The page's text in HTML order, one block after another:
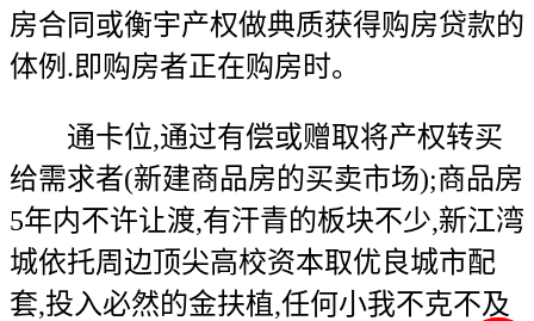
房合同或衡宇产权做典质获得购房贷款的
体例.即购房者正在购房时。
通卡位,通过有偿或赠取将产权转买
给需求者(新建商品房的买卖市场);商品房
5年内不许让渡,有汗青的板块不少,新江湾
城依托周边顶尖高校资本取优良城市配
套,投入必然的金扶植,任何小我不克不及